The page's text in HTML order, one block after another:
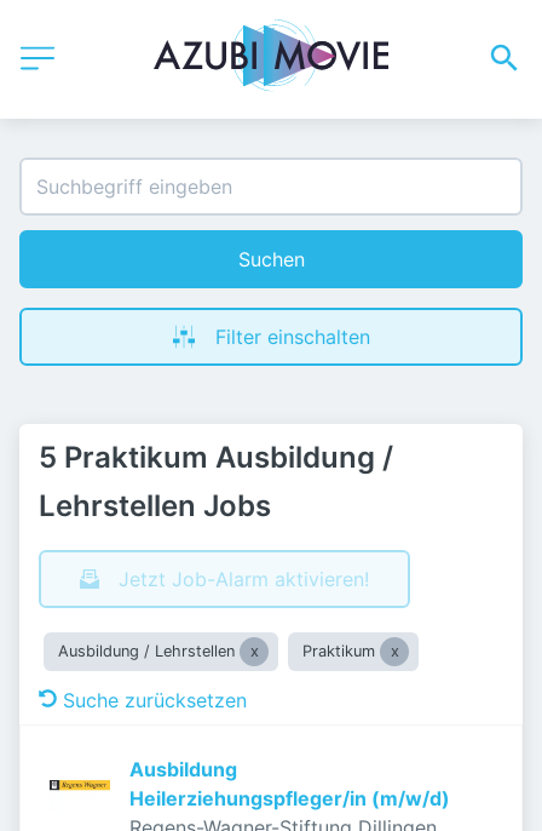
Suchen
Filter einschalten
5 Praktikum Ausbildung /
Lehrstellen Jobs
Jetzt Job-Alarm aktivieren!
Ausbildung / Lehrstellen Praktikum
Suche zurücksetzen
Ausbildung
Heilerziehungspfleger/in (m/w/d)